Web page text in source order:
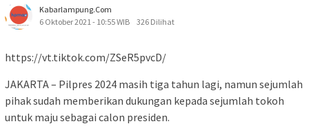
Kabarlampung.com
6 Oktober 2021 - 10:55 WIB
326 Dilihat
https://vt.tiktok.com/ZSeR5pvcD/
JAKARTA – Pilpres 2024 masih tiga tahun lagi, namun sejumlah
pihak sudah memberikan dukungan kepada sejumlah tokoh
untuk maju sebagai calon presiden.